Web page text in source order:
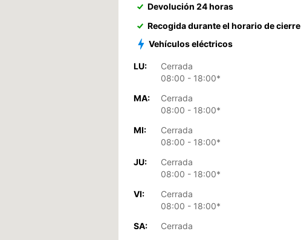
Devolución 24 horas
Recogida durante el horario de cierre
Vehículos eléctricos
LU:
Cerrada
08:00 - 18:00*
MA:
Cerrada
08:00 - 18:00*
MI:
Cerrada
08:00 - 18:00*
JU:
Cerrada
08:00 - 18:00*
VI:
Cerrada
08:00 - 18:00*
SA:
Cerrada